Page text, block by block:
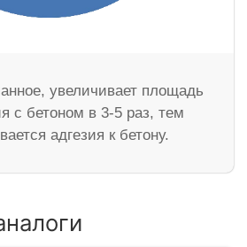
увеличивает площадь
с бетоном в 3-5 раз, тем
адгезия к бетону.